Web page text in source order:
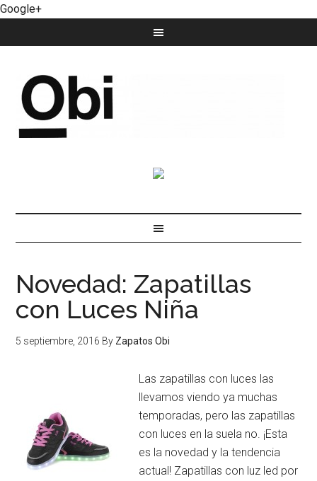
Google+
Novedad: Zapatillas
con Luces Niña
5 septiembre, 2016 By Zapatos Obi
Las zapatillas con luces las
llevamos viendo ya muchas
temporadas, pero las zapatillas
con luces en la suela no. ¡Esta
es la novedad y la tendencia
actual! Zapatillas con luz led por